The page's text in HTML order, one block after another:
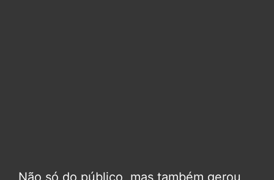
Não só do público, mas também gerou